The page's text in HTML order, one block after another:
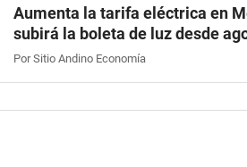
Aumenta la tarifa eléctrica en
subirá la boleta de luz desde
Por Sitio Andino Economía